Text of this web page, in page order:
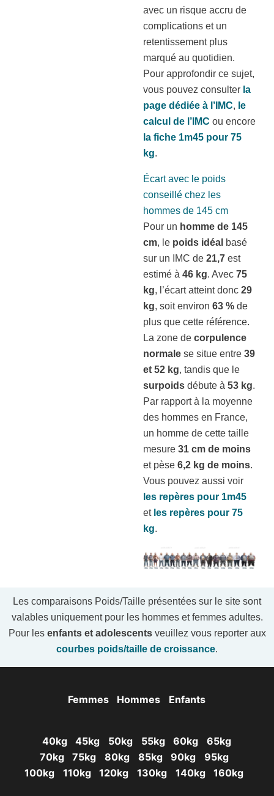
avec un risque accru de
complications et un
retentissement plus
marqué au quotidien.
Pour approfondir ce sujet,
vous pouvez consulter la
page dédiée à l’IMC, le
calcul de l’IMC ou encore
la fiche 1m45 pour 75
kg.
Écart avec le poids
conseillé chez les
hommes de 145 cm
Pour un homme de 145
cm, le poids idéal basé
sur un IMC de 21,7 est
estimé à 46 kg. Avec 75
kg, l’écart atteint donc 29
kg, soit environ 63 % de
plus que cette référence.
La zone de corpulence
normale se situe entre 39
et 52 kg, tandis que le
surpoids débute à 53 kg.
Par rapport à la moyenne
des hommes en France,
un homme de cette taille
mesure 31 cm de moins
et pèse 6,2 kg de moins.
Vous pouvez aussi voir
les repères pour 1m45
et les repères pour 75
kg.
Les comparaisons Poids/Taille présentées sur le site sont
valables uniquement pour les hommes et femmes adultes.
Pour les enfants et adolescentsveuillez vous reporter aux
courbes poids/taille de croissance.
Femmes Hommes Enfants
40kg 45kg 50kg 55kg 60kg
65kg
70kg
75kg 80kg 85kg 90kg
95kg
100kg
110kg 120kg 130kg 140kg 160kg